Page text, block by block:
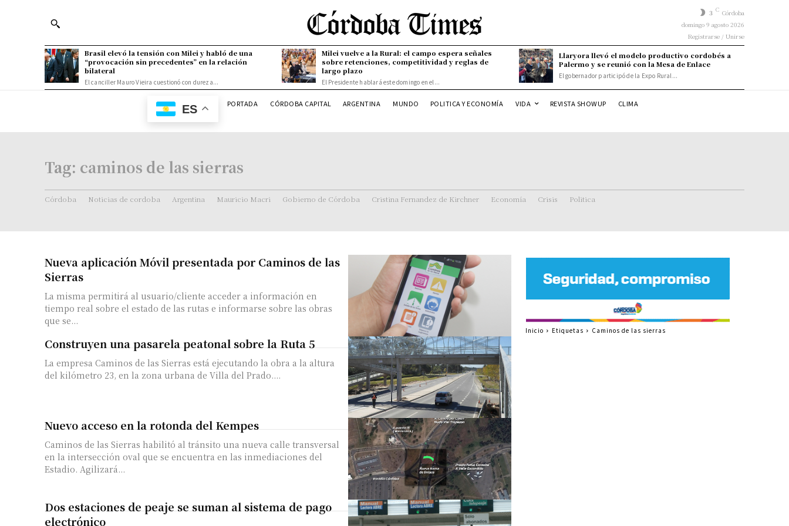
3 C Córdoba
domingo 9 agosto 2026
Registrarse / Unirse
Brasil elevó la tensión con Milei y habló de una
“provocación sin precedentes” en la relación
bilateral
El canciller Mauro Vieira cuestionó con dureza...
Milei vuelve a la Rural: el campo espera señales
sobre retenciones, competitividad y reglas de
largo plazo
El Presidente hablará este domingo en el...
Llaryora llevó el modelo productivo cordobés a
Palermo y se reunió con la Mesa de Enlace
El gobernador participó de la Expo Rural...
ES PORTADA CÓRDOBA CAPITAL ARGENTINA MUNDO POLITICA Y ECONOMÍA VIDA REVISTA SHOWUP CLIMA
Tag: caminos de las sierras
Córdoba Noticias de cordoba Argentina Mauricio Macri Gobierno de Córdoba Cristina Fernandez de Kirchner Economía Crisis Politica
Nueva aplicación Móvil presentada por Caminos de las
Sierras
La misma permitirá al usuario/cliente acceder a información en
tiempo real sobre el estado de las rutas e informarse sobre las obras
que se...
Construyen una pasarela peatonal sobre la Ruta 5
La empresa Caminos de las Sierras está ejecutando la obra a la altura
del kilómetro 23, en la zona urbana de Villa del Prado....
Nuevo acceso en la rotonda del Kempes
Caminos de las Sierras habilitó al tránsito una nueva calle transversal
en la intersección oval que se encuentra en las inmediaciones del
Estadio. Agilizará...
Dos estaciones de peaje se suman al sistema de pago
electrónico
Inicio Etiquetas Caminos de las sierras